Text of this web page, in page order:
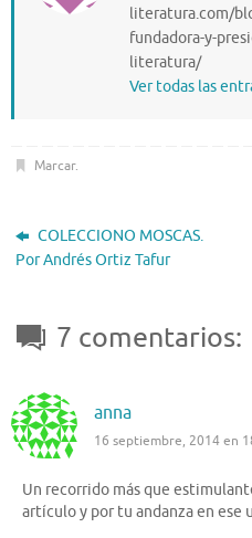
literatura.com/
fundadora-y-
literatura/
Ver todas las
Marcar.
COLECCIONO MOSCAS.
Por Andrés Ortiz Tafur
7 comentarios:
anna
16 septiembre, 2014 en
Un recorrido más que
artículo y por tu andanza en